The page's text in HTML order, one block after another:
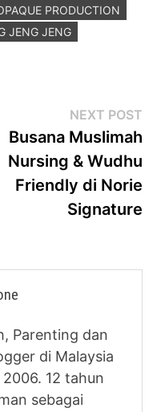
PRODUCTION
JENG JENG
NEXT POST
Busana Muslimah
Nursing & Wudhu
Friendly di Norie
Signature
Parenting dan
di Malaysia
12 tahun
sebagai